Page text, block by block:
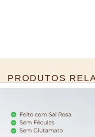
PRODUTOS